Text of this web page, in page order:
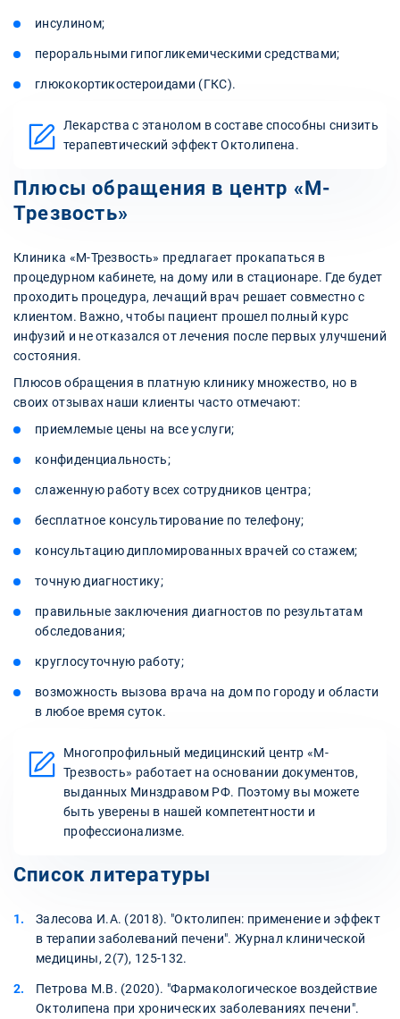
инсулином;
пероральными гипогликемическими средствами;
глюкокортикостероидами (ГКС).
Лекарства с этанолом в составе способны снизить
терапевтический эффект Октолипена.
Плюсы обращения в центр «М-
Трезвость»
Клиника «М-Трезвость» предлагает прокапаться в
процедурном кабинете, на дому или в стационаре. Где будет
проходить процедура, лечащий врач решает совместно с
клиентом. Важно, чтобы пациент прошел полный курс
инфузий и не отказался от лечения после первых улучшений
состояния.
Плюсов обращения в платную клинику множество, но в
своих отзывах наши клиенты часто отмечают:
приемлемые цены на все услуги;
конфиденциальность;
слаженную работу всех сотрудников центра;
бесплатное консультирование по телефону;
консультацию дипломированных врачей со стажем;
точную диагностику;
правильные заключения диагностов по результатам
обследования;
круглосуточную работу;
возможность вызова врача на дом по городу и области
в любое время суток.
Многопрофильный медицинский центр «М-
Трезвость» работает на основании документов,
выданных Минздравом РФ. Поэтому вы можете
быть уверены в нашей компетентности и
профессионализме.
Список литературы
Залесова И.А. (2018). "Октолипен: применение и эффект
в терапии заболеваний печени". Журнал клинической
медицины, 2(7), 125-132.
Петрова М.В. (2020). "Фармакологическое воздействие
Октолипена при хронических заболеваниях печени".